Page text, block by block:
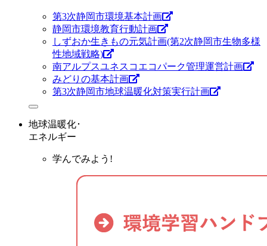
第3次静岡市環境基本計画
静岡市環境教育行動計画
しずおか生きもの元気計画(第2次静岡市生物多様
性地域戦略)
南アルプスユネスコエコパーク管理運営計画
みどりの基本計画
第3次静岡市地球温暖化対策実行計画
地球温暖化･
エネルギー
学んでみよう!